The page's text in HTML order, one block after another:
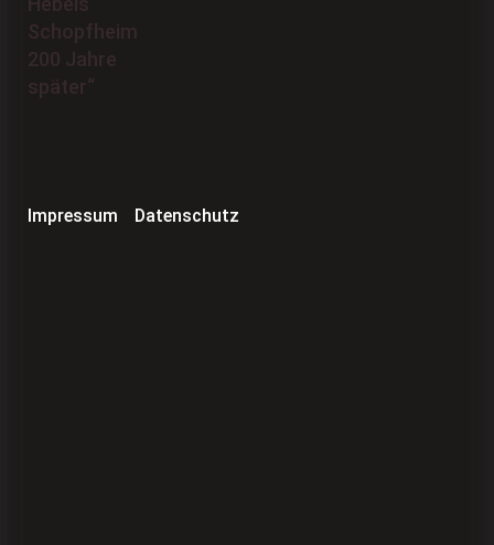
Impressum Datenschutz